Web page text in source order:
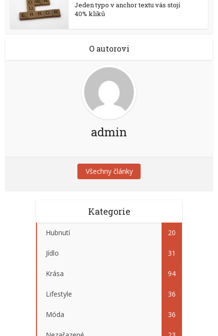
Jeden typo v anchor textu vás stojí
40% kliků
O autorovi
admin
Všechny články
Kategorie
Hubnutí 20
Jídlo 31
Krása 94
Lifestyle 36
Móda 36